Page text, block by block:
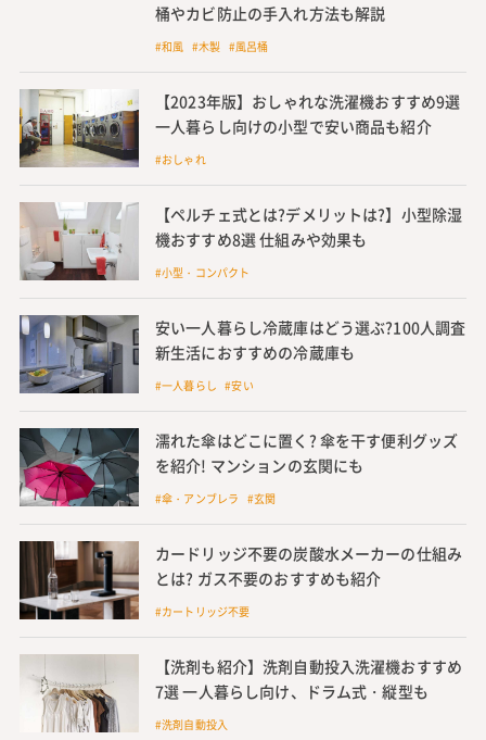
桶やカビ防止の手入れ方法も解説
#和風 #木製 #風呂桶
【2023年版】おしゃれな洗濯機おすすめ9選
一人暮らし向けの小型で安い商品も紹介
#おしゃれ
【ペルチェ式とは?デメリットは?】小型除湿
機おすすめ8選 仕組みや効果も
#小型・コンパクト
安い一人暮らし冷蔵庫はどう選ぶ?100人調査
新生活におすすめの冷蔵庫も
#一人暮らし #安い
濡れた傘はどこに置く? 傘を干す便利グッズ
を紹介! マンションの玄関にも
#傘・アンブレラ #玄関
カードリッジ不要の炭酸水メーカーの仕組み
とは? ガス不要のおすすめも紹介
#カートリッジ不要
【洗剤も紹介】洗剤自動投入洗濯機おすすめ
7選 一人暮らし向け、ドラム式・縦型も
#洗剤自動投入